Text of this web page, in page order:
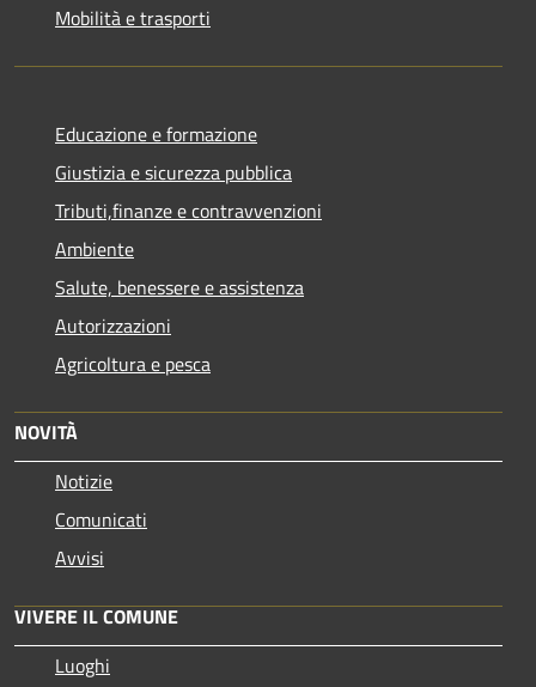
Mobilità e trasporti
Educazione e formazione
Giustizia e sicurezza pubblica
Tributi,finanze e contravvenzioni
Ambiente
Salute, benessere e assistenza
Autorizzazioni
Agricoltura e pesca
NOVITÀ
Notizie
Comunicati
Avvisi
VIVERE IL COMUNE
Luoghi